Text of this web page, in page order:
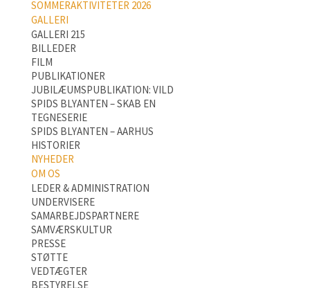
SOMMERAKTIVITETER 2026
GALLERI
GALLERI 215
BILLEDER
FILM
PUBLIKATIONER
JUBILÆUMSPUBLIKATION: VILD
SPIDS BLYANTEN – SKAB EN
TEGNESERIE
SPIDS BLYANTEN – AARHUS
HISTORIER
NYHEDER
OM OS
LEDER & ADMINISTRATION
UNDERVISERE
SAMARBEJDSPARTNERE
SAMVÆRSKULTUR
PRESSE
STØTTE
VEDTÆGTER
BESTYRELSE